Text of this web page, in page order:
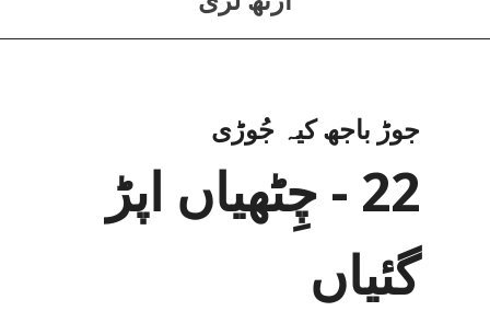
جوڑ باجھ کیہ جُوڑی
22 - چِٹھیاں اپڑ
گئیاں